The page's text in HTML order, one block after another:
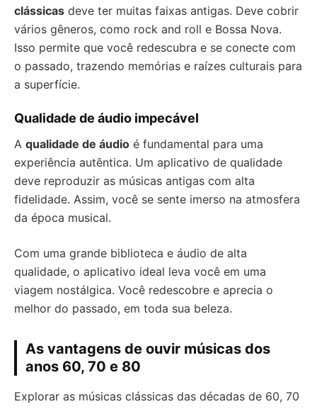
clássicas deve ter muitas faixas antigas. Deve cobrir
vários gêneros, como rock and roll e Bossa Nova.
Isso permite que você redescubra e se conecte com
o passado, trazendo memórias e raízes culturais para
a superfície.
Qualidade de áudio impecável
A qualidade de áudio é fundamental para uma
experiência autêntica. Um aplicativo de qualidade
deve reproduzir as músicas antigas com alta
fidelidade. Assim, você se sente imerso na atmosfera
da época musical.
Com uma grande biblioteca e áudio de alta
qualidade, o aplicativo ideal leva você em uma
viagem nostálgica. Você redescobre e aprecia o
melhor do passado, em toda sua beleza.
As vantagens de ouvir músicas dos
anos 60, 70 e 80
Explorar as músicas clássicas das décadas de 60, 70